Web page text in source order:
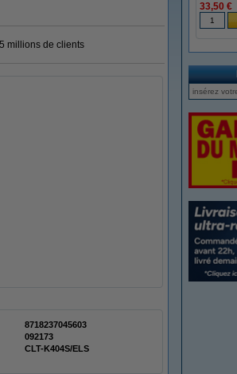
millions de clients
8718237045603
092173
CLT-K404S/ELS
33,50 €